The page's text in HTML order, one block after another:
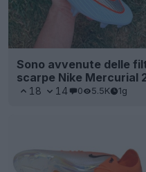
Sono avvenute delle
scarpe Nike Mercurial
18 14 0 5.5K 1g